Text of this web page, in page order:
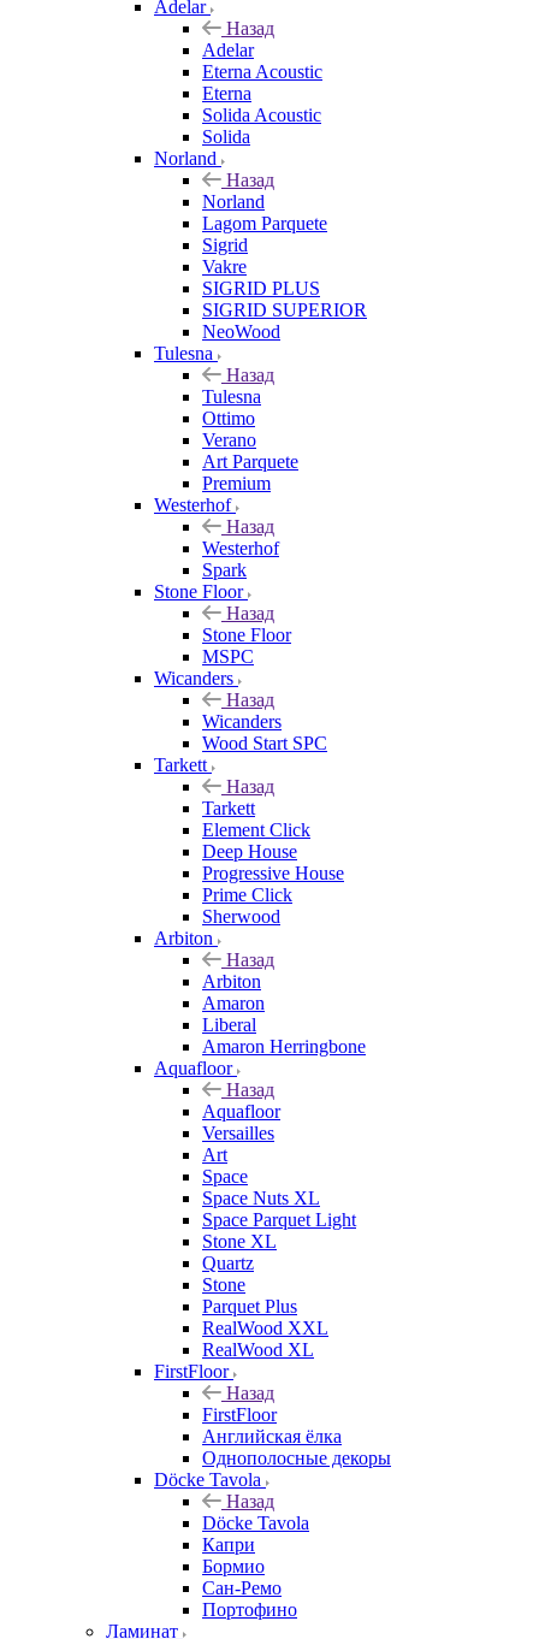
Adelar
Назад
Adelar
Eterna Acoustic
Eterna
Solida Acoustic
Solida
Norland
Назад
Norland
Lagom Parquete
Sigrid
Vakre
SIGRID PLUS
SIGRID SUPERIOR
NeoWood
Tulesna
Назад
Tulesna
Ottimo
Verano
Art Parquete
Premium
Westerhof
Назад
Westerhof
Spark
Stone Floor
Назад
Stone Floor
MSPC
Wicanders
Назад
Wicanders
Wood Start SPC
Tarkett
Назад
Tarkett
Element Click
Deep House
Progressive House
Prime Click
Sherwood
Arbiton
Назад
Arbiton
Amaron
Liberal
Amaron Herringbone
Aquafloor
Назад
Aquafloor
Versailles
Art
Space
Space Nuts XL
Space Parquet Light
Stone XL
Quartz
Stone
Parquet Plus
RealWood XXL
RealWood XL
FirstFloor
Назад
FirstFloor
Английская ёлка
Однополосные декоры
Döcke Tavola
Назад
Döcke Tavola
Капри
Бормио
Сан-Ремо
Портофино
Ламинат